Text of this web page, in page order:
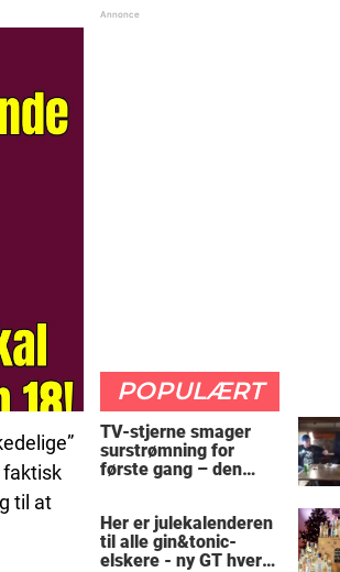
faktisk
til at
POPULÆRT
TV-stjerne smager
surstrømning for
første gang – den
skrige af grin
Her er julekalenderen
til alle gin&tonic-
elskere - ny GT hver